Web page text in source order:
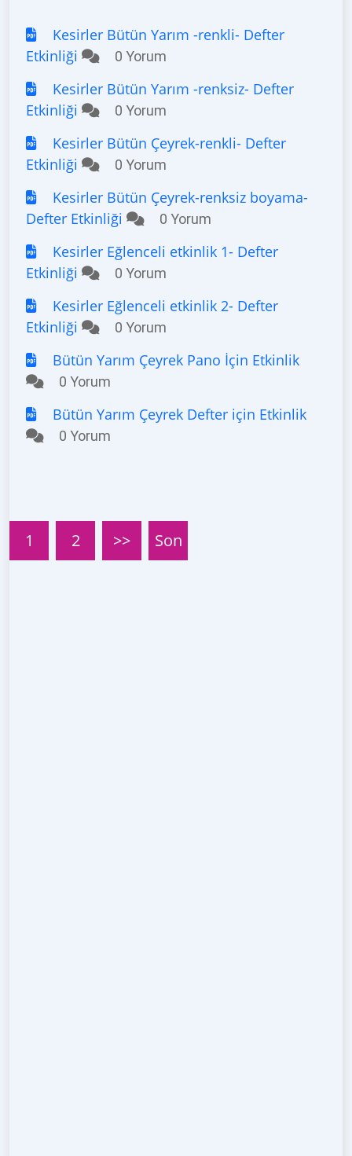
Kesirler Bütün Yarım -renkli- Defter
Etkinliği
0 Yorum
Kesirler Bütün Yarım -renksiz- Defter
Etkinliği
0 Yorum
Kesirler Bütün Çeyrek-renkli- Defter
Etkinliği
0 Yorum
Kesirler Bütün Çeyrek-renksiz boyama-
Defter Etkinliği
0 Yorum
Kesirler Eğlenceli etkinlik 1- Defter
Etkinliği
0 Yorum
Kesirler Eğlenceli etkinlik 2- Defter
Etkinliği
0 Yorum
Bütün Yarım Çeyrek Pano İçin Etkinlik
0 Yorum
Bütün Yarım Çeyrek Defter için Etkinlik
0 Yorum
1 2 >> Son